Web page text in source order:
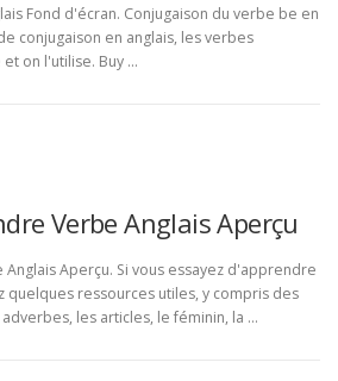
Fond d'écran. Conjugaison du verbe be en
conjugaison en anglais, les verbes
on l'utilise. Buy …
Verbe Anglais Aperçu
Aperçu. Si vous essayez d'apprendre
quelques ressources utiles, y compris des
les articles, le féminin, la …